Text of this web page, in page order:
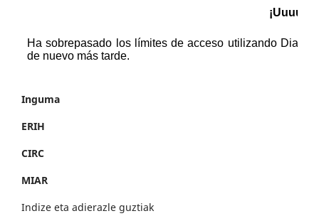
Inguma
ERIH
CIRC
MIAR
Indize eta adierazle guztiak